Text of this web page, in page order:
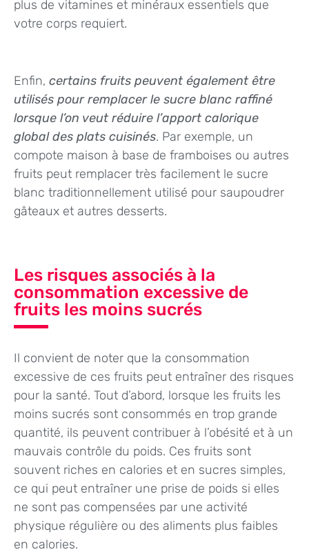
plus de vitamines et minéraux essentiels que
votre corps requiert.
Enfin, certains fruits peuvent également être
utilisés pour remplacer le sucre blanc raffiné
lorsque l’on veut réduire l’apport calorique
global des plats cuisinés. Par exemple, un
compote maison à base de framboises ou autres
fruits peut remplacer très facilement le sucre
blanc traditionnellement utilisé pour saupoudrer
gâteaux et autres desserts.
Les risques associés à la
consommation excessive de
fruits les moins sucrés
Il convient de noter que la consommation
excessive de ces fruits peut entraîner des risques
pour la santé. Tout d’abord, lorsque les fruits les
moins sucrés sont consommés en trop grande
quantité, ils peuvent contribuer à l’obésité et à un
mauvais contrôle du poids. Ces fruits sont
souvent riches en calories et en sucres simples,
ce qui peut entraîner une prise de poids si elles
ne sont pas compensées par une activité
physique régulière ou des aliments plus faibles
en calories.